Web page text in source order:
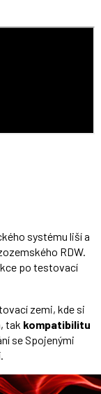
systému liší a
RDW.
po testovací
zemi, kde si
tak kompatibilitu
se Spojenými